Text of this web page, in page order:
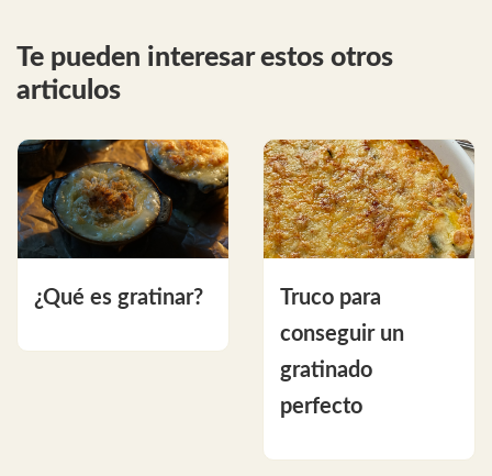
Te pueden interesar estos otros
articulos
¿Qué es gratinar?
Truco para
conseguir un
gratinado
perfecto